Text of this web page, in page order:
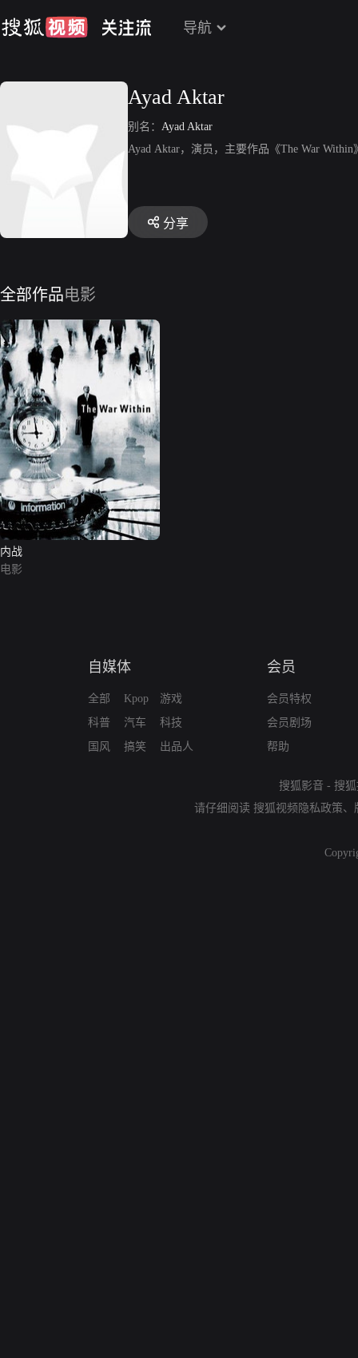
导航
Ayad Aktar
别名： Ayad Aktar
Ayad Aktar，演员，主要作品《The War Within
分享
全部作品电影
内战
电影
自媒体
全部
科普
国风
Kpop
汽车
搞笑
游戏
科技
出品人
会员
会员特权
会员剧场
帮助
搜狐影音 - 搜
请仔细阅读 搜狐视频隐私政策、